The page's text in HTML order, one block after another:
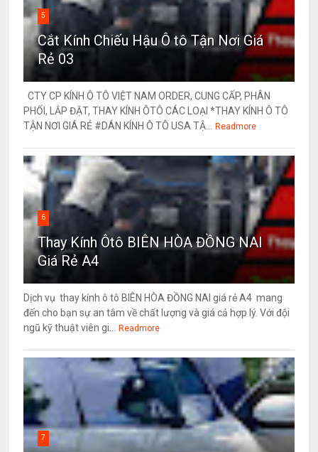
5
Cắt Kính Chiếu Hậu Ô tô Tận Nơi Giá
Rẻ 03
CTY CP KÍNH Ô TÔ VIỆT NAM ORDER, CUNG CẤP, PHÂN
PHỐI, LẮP ĐẶT, THAY KÍNH ÔTÔ CÁC LOẠI *THAY KÍNH Ô TÔ
TẬN NƠI GIÁ RẺ #DÁN KÍNH Ô TÔ USA TẬ...
Readmore
6
Thay Kính Ôtô BIÊN HÒA ĐỒNG NAI
Giá Rẻ A4
Dịch vụ thay kính ô tô BIÊN HÒA ĐỒNG NAI giá rẻ A4 mang
đến cho bạn sự an tâm về chất lượng và giá cả hợp lý. Với đội
ngũ kỹ thuật viên gi...
Readmore
7